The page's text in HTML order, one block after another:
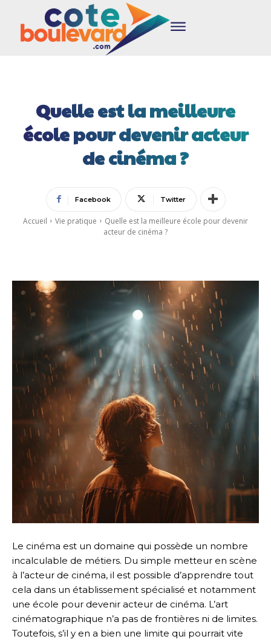
Quelle est la meilleure
école pour devenir acteur
de cinéma ?
Facebook Twitter
Accueil Vie pratique
Quelle est la meilleure école pour devenir
acteur de cinéma ?
Le cinéma est un domaine qui possède un nombre
incalculable de métiers. Du simple metteur en scène
à l’acteur de cinéma, il est possible d’apprendre tout
cela dans un établissement spécialisé et notamment
une école pour devenir acteur de cinéma. L’art
cinématographique n’a pas de frontières ni de limites.
Toutefois, s’il y en a bien une limite qui pourrait vite